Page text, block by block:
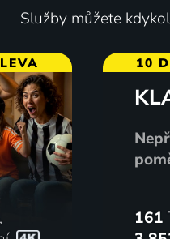
Služby můžete
10
161